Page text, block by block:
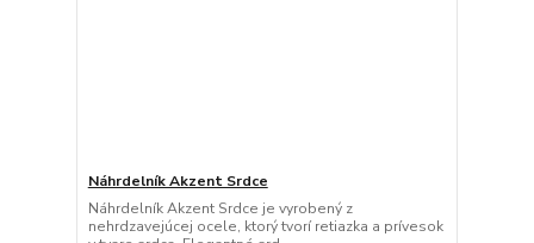
Náhrdelník Akzent Srdce
Náhrdelník Akzent Srdce je vyrobený z
nehrdzavejúcej ocele, ktorý tvorí retiazka a prívesok